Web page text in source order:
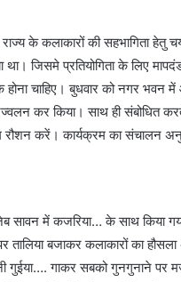
में राज्य के कलाकारों की सहभागिता
जिसमे प्रतियोगिता के लिए मापदंड
चाहिए। बुधवार को नगर भवन में
कर किया। साथ ही संबोधित
रौशन करें। कार्यक्रम का संचालन
सावन में कजरिया… के साथ किया
बजाकर कलाकारों का
गुईया…. गाकर सबको गुनगुनाने पर